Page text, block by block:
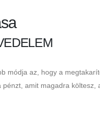
módja az, hogy a
amit magadra költesz,